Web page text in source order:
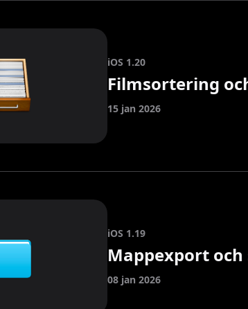
iOS 1.20
Filmsortering
15 jan 2026
iOS 1.19
Mappexport
08 jan 2026